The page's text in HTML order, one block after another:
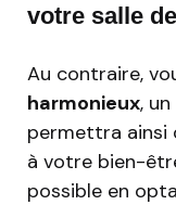
votre salle
Au contraire,
harmonieux,
permettra ainsi
à votre bien-
possible en